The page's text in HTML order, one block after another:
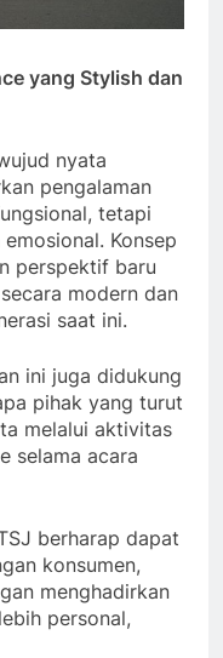
yang Stylish dan
nyata
pengalaman
tetapi
Konsep
perspektif baru
modern dan
saat ini.
ini juga didukung
pihak yang turut
melalui aktivitas
selama acara
berharap dapat
konsumen,
menghadirkan
personal,